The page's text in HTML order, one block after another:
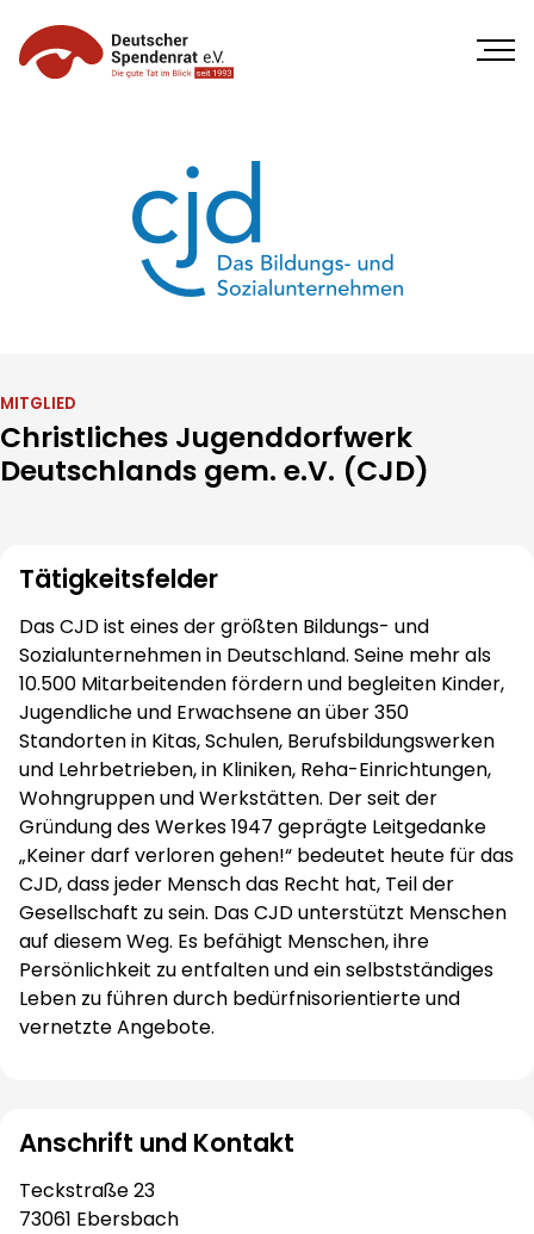
zum
Inhalt
MITGLIED
Christliches Jugenddorfwerk
Deutschlands gem. e.V. (CJD)
Tätigkeitsfelder
Das CJD ist eines der größten Bildungs- und
Sozialunternehmen in Deutschland. Seine mehr als
10.500 Mitarbeitenden fördern und begleiten Kinder,
Jugendliche und Erwachsene an über 350
Standorten in Kitas, Schulen, Berufsbildungswerken
und Lehrbetrieben, in Kliniken, Reha-Einrichtungen,
Wohngruppen und Werkstätten. Der seit der
Gründung des Werkes 1947 geprägte Leitgedanke
„Keiner darf verloren gehen!“ bedeutet heute für das
CJD, dass jeder Mensch das Recht hat, Teil der
Gesellschaft zu sein. Das CJD unterstützt Menschen
auf diesem Weg. Es befähigt Menschen, ihre
Persönlichkeit zu entfalten und ein selbstständiges
Leben zu führen durch bedürfnisorientierte und
vernetzte Angebote.
Anschrift und Kontakt
Teckstraße 23
73061 Ebersbach